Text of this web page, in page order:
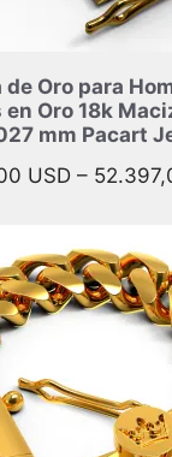
de Oro para
en Oro 18k
mm Pacart
USD –